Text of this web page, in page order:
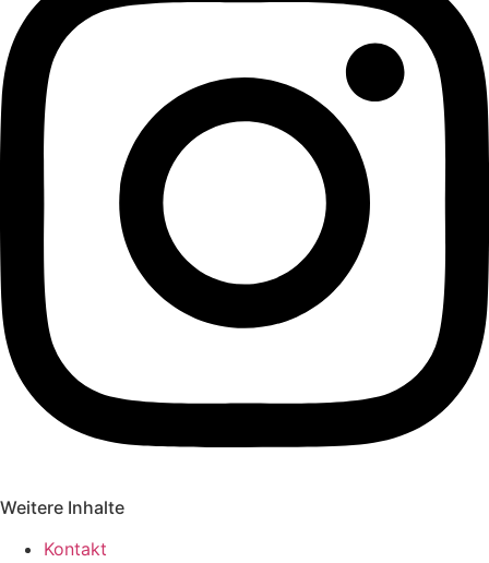
Weitere Inhalte
Kontakt